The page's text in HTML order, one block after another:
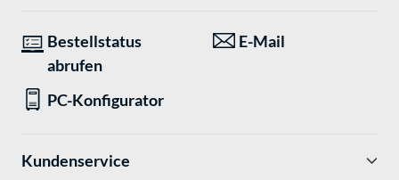
Bestellstatus
abrufen
E-Mail
PC-Konfigurator
Kundenservice